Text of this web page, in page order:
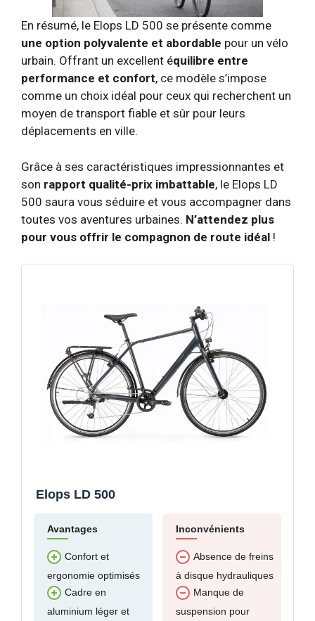
En résumé, le Elops LD 500 se présente comme
une option polyvalente et abordable pour un vélo
urbain. Offrant un excellent équilibre entre
performance et confort, ce modèle s’impose
comme un choix idéal pour ceux qui recherchent un
moyen de transport fiable et sûr pour leurs
déplacements en ville.
Grâce à ses caractéristiques impressionnantes et
son rapport qualité-prix imbattable, le Elops LD
500 saura vous séduire et vous accompagner dans
toutes vos aventures urbaines. N’attendez plus
pour vous offrir le compagnon de route idéal !
Elops LD 500
Avantages
Confort et
ergonomie optimisés
Cadre en
aluminium léger et
Inconvénients
Absence de freins
à disque hydrauliques
Manque de
suspension pour